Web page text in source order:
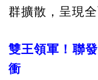
群擴散，呈現
雙王領軍！聯
衝